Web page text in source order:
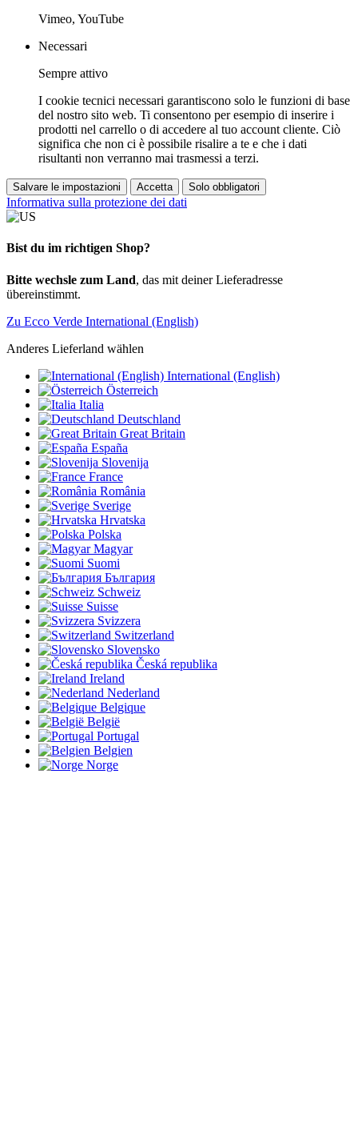
Vimeo, YouTube
Necessari
Sempre attivo
I cookie tecnici necessari garantiscono solo le funzioni di base
del nostro sito web. Ti consentono per esempio di inserire i
prodotti nel carrello o di accedere al tuo account cliente. Ciò
significa che non ci è possibile risalire a te e che i dati
risultanti non verranno mai trasmessi a terzi.
Salvare le impostazioni Accetta Solo obbligatori
Informativa sulla protezione dei dati
Bist du im richtigen Shop?
Bitte wechsle zum Land, das mit deiner Lieferadresse
übereinstimmt.
Zu Ecco Verde International (English)
Anderes Lieferland wählen
International (English)
Österreich
Italia
Deutschland
Great Britain
España
Slovenija
France
România
Sverige
Hrvatska
Polska
Magyar
Suomi
България
Schweiz
Suisse
Svizzera
Switzerland
Slovensko
Česká republika
Ireland
Nederland
Belgique
België
Portugal
Belgien
Norge